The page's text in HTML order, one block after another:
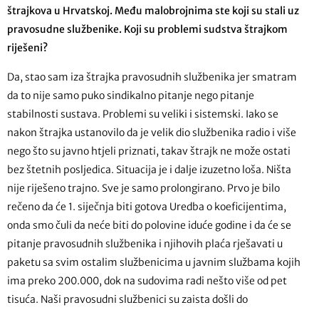
štrajkova u Hrvatskoj. Među malobrojnima ste koji su stali uz
pravosudne službenike. Koji su problemi sudstva štrajkom
riješeni?
Da, stao sam iza štrajka pravosudnih službenika jer smatram
da to nije samo puko sindikalno pitanje nego pitanje
stabilnosti sustava. Problemi su veliki i sistemski. Iako se
nakon štrajka ustanovilo da je velik dio službenika radio i više
nego što su javno htjeli priznati, takav štrajk ne može ostati
bez štetnih posljedica. Situacija je i dalje izuzetno loša. Ništa
nije riješeno trajno. Sve je samo prolongirano. Prvo je bilo
rečeno da će 1. siječnja biti gotova Uredba o koeficijentima,
onda smo čuli da neće biti do polovine iduće godine i da će se
pitanje pravosudnih službenika i njihovih plaća rješavati u
paketu sa svim ostalim službenicima u javnim službama kojih
ima preko 200.000, dok na sudovima radi nešto više od pet
tisuća. Naši pravosudni službenici su zaista došli do